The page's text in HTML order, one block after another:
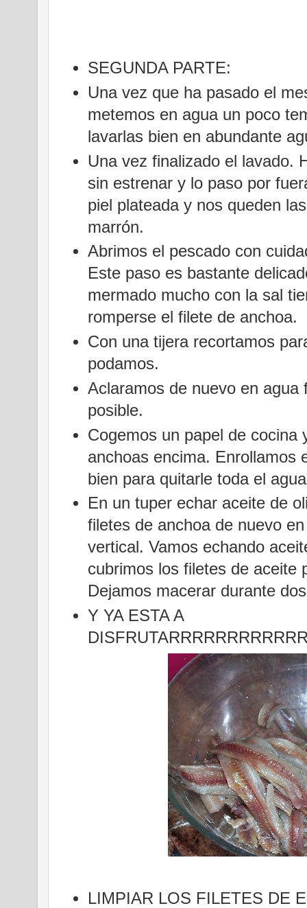
SEGUNDA PARTE:
Una vez que ha pasado el
metemos en agua un poco
lavarlas bien en abundante
Una vez finalizado el lavado.
sin estrenar y lo paso por
piel plateada y nos queden
marrón.
Abrimos el pescado con
Este paso es bastante
mermado mucho con la sal
romperse el filete de anchoa.
Con una tijera recortamos
podamos.
Aclaramos de nuevo en agua
posible.
Cogemos un papel de
anchoas encima. Enrollamos
bien para quitarle toda el
En un tuper echar aceite de
filetes de anchoa de nuevo
vertical. Vamos echando
cubrimos los filetes de aceite
Dejamos macerar durante
Y YA ESTA A
LIMPIAR LOS FILETES DE